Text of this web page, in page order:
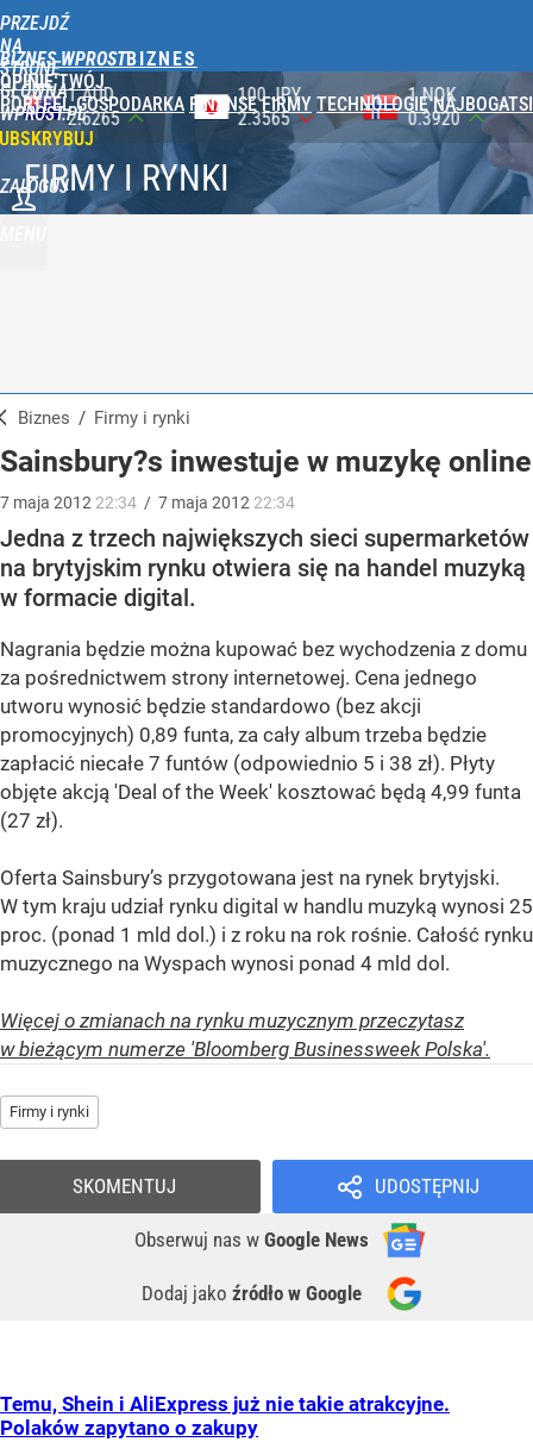
PRZEJDŹ
NA
STRONĘ
GŁÓWNĄ
WPROST.PL
BIZNES WPROST
OPINIE TWÓJ
PORTFEL GOSPODARKA FINANSE FIRMY TECHNOLOGIE NAJBOGATSI
ZALOGUJ
100 JPY
2.3565
1 NOK
0.3920
1 DKK
0.5753
FIRMY I RYNKI
Biznes / Firmy i rynki
Sainsbury?s inwestuje w muzykę online
7 maja 2012 22:34 / 7 maja 2012 22:34
Jedna z trzech największych sieci supermarketów
na brytyjskim rynku otwiera się na handel muzyką
w formacie digital.
Nagrania będzie można kupować bez wychodzenia z domu
za pośrednictwem strony internetowej. Cena jednego
utworu wynosić będzie standardowo (bez akcji
promocyjnych) 0,89 funta, za cały album trzeba będzie
zapłacić niecałe 7 funtów (odpowiednio 5 i 38 zł). Płyty
objęte akcją 'Deal of the Week' kosztować będą 4,99 funta
(27 zł).
Oferta Sainsbury’s przygotowana jest na rynek brytyjski.
W tym kraju udział rynku digital w handlu muzyką wynosi 25
proc. (ponad 1 mld dol.) i z roku na rok rośnie. Całość rynku
muzycznego na Wyspach wynosi ponad 4 mld dol.
Więcej o zmianach na rynku muzycznym przeczytasz
w bieżącym numerze 'Bloomberg Businessweek Polska'.
Firmy i rynki
UDOSTĘPNIJ
Obserwuj nas w Google News
Dodaj jako źródło w Google
SKOMENTUJ
Temu, Shein i AliExpress już nie takie atrakcyjne.
Polaków zapytano o zakupy